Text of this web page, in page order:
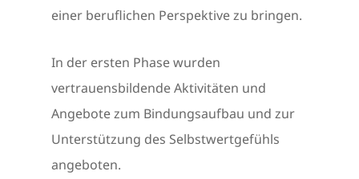
einer beruflichen Perspektive zu bringen.
In der ersten Phase wurden
vertrauensbildende Aktivitäten und
Angebote zum Bindungsaufbau und zur
Unterstützung des Selbstwertgefühls
angeboten.